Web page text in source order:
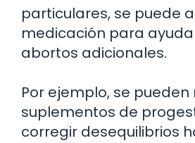
particulares, se puede
medicación para
abortos adicionales.
Por ejemplo, se
suplementos de
corregir desequilibrios